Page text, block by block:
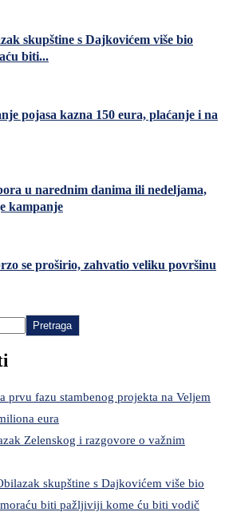
skupštine s Dajkovićem više bio
biti...
pojasa kazna 150 eura, plaćanje i na
u narednim danima ili nedeljama,
kampanje
se proširio, zahvatio veliku površinu
Pretraga
prvu fazu stambenog projekta na Veljem
eura
Zelenskog i razgovore o važnim
skupštine s Dajkovićem više bio
biti pažljiviji kome ću biti vodič